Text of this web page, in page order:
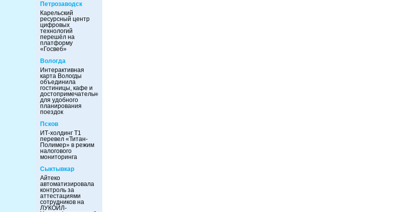
Петрозаводск
Карельский
ресурсный центр
цифровых
технологий
перешёл на
платформу
«Госвеб»
Вологда
Интерактивная
карта Вологды
объединила
гостиницы, кафе и
достопримечательности
для удобного
планирования
поездок
Псков
ИТ-холдинг Т1
перевел «Титан-
Полимер» в режим
налогового
мониторинга
Сыктывкар
Айтеко
автоматизировала
контроль за
аттестациями
сотрудников на
ЛУКОЙЛ-